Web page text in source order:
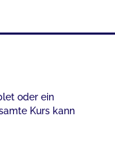
oder ein
Kurs kann